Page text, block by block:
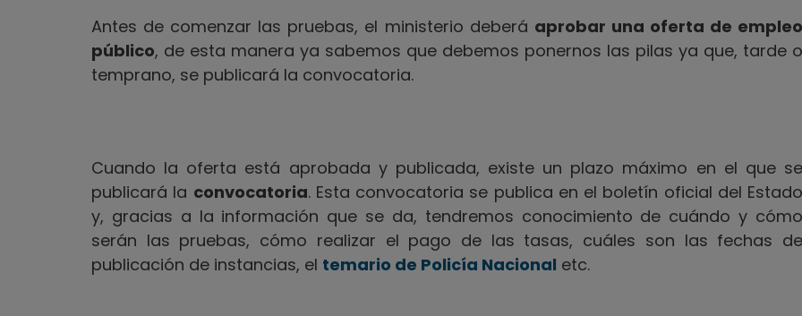
Antes de comenzar las pruebas, el ministerio deberá aprobar una oferta de empleo
público, de esta manera ya sabemos que debemos ponernos las pilas ya que, tarde o
temprano, se publicará la convocatoria.
Cuando la oferta está aprobada y publicada, existe un plazo máximo en el que se
publicará la convocatoria. Esta convocatoria se publica en el boletín oficial del Estado
y, gracias a la información que se da, tendremos conocimiento de cuándo y cómo
serán las pruebas, cómo realizar el pago de las tasas, cuáles son las fechas de
publicación de instancias, el temario de Policía Nacional etc.